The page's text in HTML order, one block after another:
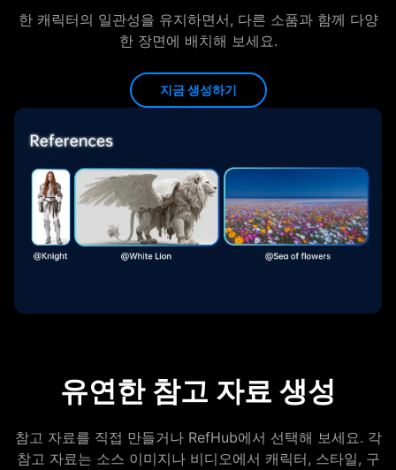
한 캐릭터의 일관성을 유지하면서, 다른 소품과 함께 다양
한 장면에 배치해 보세요.
지금 생성하기
유연한 참고 자료 생성
참고 자료를 직접 만들거나 RefHub에서 선택해 보세요. 각
참고 자료는 소스 이미지나 비디오에서 캐릭터, 스타일, 구